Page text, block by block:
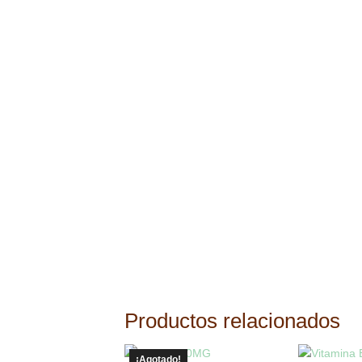
Productos relacionados
¡Agotado!